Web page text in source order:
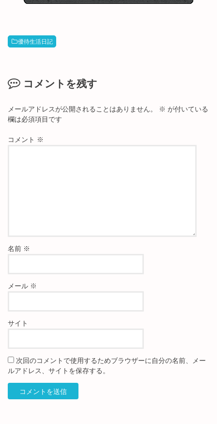
優待生活日記
コメントを残す
メールアドレスが公開されることはありません。 ※ が付いている
欄は必須項目です
コメント ※
名前 ※
メール ※
サイト
次回のコメントで使用するためブラウザーに自分の名前、メー
ルアドレス、サイトを保存する。